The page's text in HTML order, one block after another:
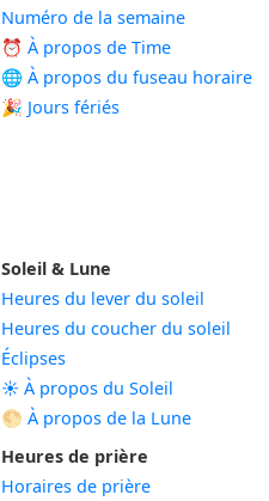
Numéro de la semaine
⏰ À propos de Time
🌐 À propos du fuseau horaire
🎉 Jours fériés
Soleil & Lune
Heures du lever du soleil
Heures du coucher du soleil
Éclipses
☀️ À propos du Soleil
🌕 À propos de la Lune
Heures de prière
Horaires de prière